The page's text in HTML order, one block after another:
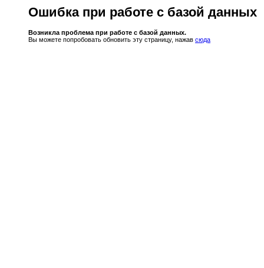
Ошибка при работе с базой данных
Возникла проблема при работе с базой данных.
Вы можете попробовать обновить эту страницу, нажав сюда